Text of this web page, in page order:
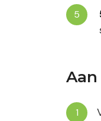
Aan